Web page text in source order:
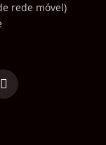
rede móvel)
TikTok